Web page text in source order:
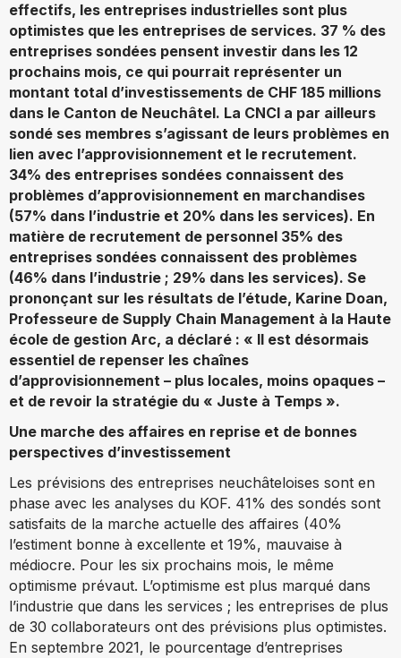
effectifs, les entreprises industrielles sont plus
optimistes que les entreprises de services. 37 % des
entreprises sondées pensent investir dans les 12
prochains mois, ce qui pourrait représenter un
montant total d’investissements de CHF 185 millions
dans le Canton de Neuchâtel. La CNCI a par ailleurs
sondé ses membres s’agissant de leurs problèmes en
lien avec l’approvisionnement et le recrutement.
34% des entreprises sondées connaissent des
problèmes d’approvisionnement en marchandises
(57% dans l’industrie et 20% dans les services). En
matière de recrutement de personnel 35% des
entreprises sondées connaissent des problèmes
(46% dans l’industrie ; 29% dans les services). Se
prononçant sur les résultats de l’étude, Karine Doan,
Professeure de Supply Chain Management à la Haute
école de gestion Arc, a déclaré : « Il est désormais
essentiel de repenser les chaînes
d’approvisionnement – plus locales, moins opaques –
et de revoir la stratégie du « Juste à Temps ».
Une marche des affaires en reprise et de bonnes
perspectives d’investissement
Les prévisions des entreprises neuchâteloises sont en
phase avec les analyses du KOF. 41% des sondés sont
satisfaits de la marche actuelle des affaires (40%
l’estiment bonne à excellente et 19%, mauvaise à
médiocre. Pour les six prochains mois, le même
optimisme prévaut. L’optimisme est plus marqué dans
l’industrie que dans les services ; les entreprises de plus
de 30 collaborateurs ont des prévisions plus optimistes.
En septembre 2021, le pourcentage d’entreprises